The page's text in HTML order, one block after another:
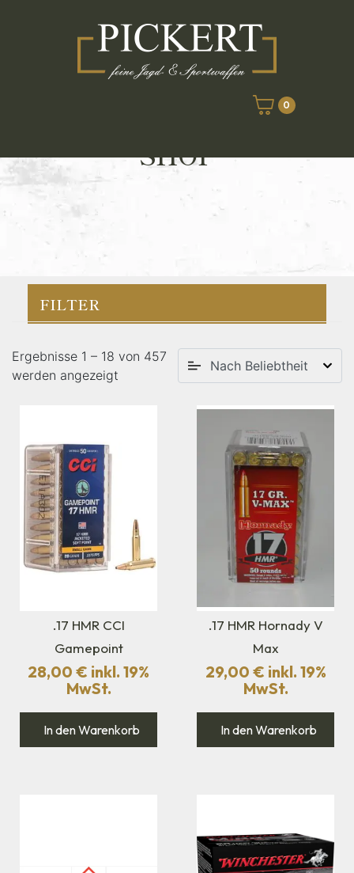
0
SHOP
FILTER
Ergebnisse 1 – 18 von 457
werden angezeigt
.17 HMR CCI
Gamepoint
28,00 € inkl. 19%
MwSt.
In den Warenkorb
.17 HMR Hornady V
Max
29,00 € inkl. 19%
MwSt.
In den Warenkorb